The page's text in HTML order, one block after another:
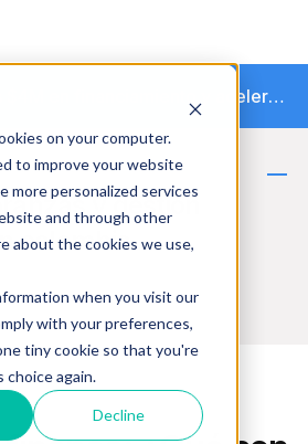
on your computer.
to improve your website
more personalized services
and through other
about the cookies we use,
when you visit our
with your preferences,
tiny cookie so that you're
choice again.
Decline
Moonflow supera los $4M en financiamiento y acelera la transición hacia la cobranza autónoma
y gestión
colombia